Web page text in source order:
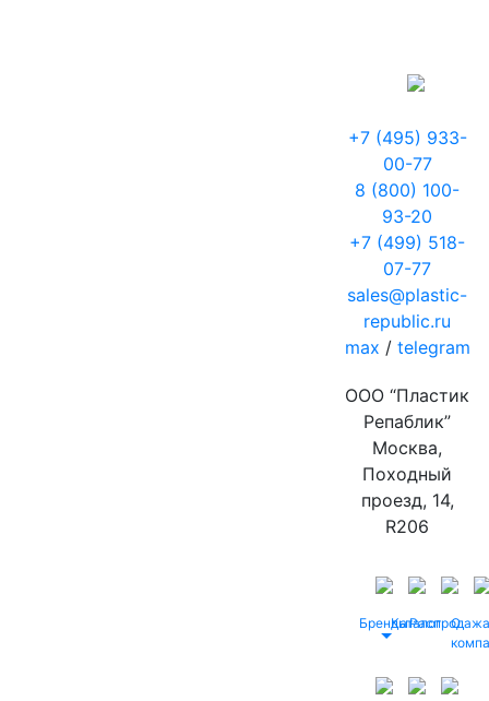
+7 (495) 933-
00-77
8 (800) 100-
93-20
+7 (499) 518-
07-77
sales@plastic-
republic.ru
max / telegram
ООО “Пластик
Репаблик”
Москва,
Походный
проезд, 14,
R206
БрендыКаталог
Распродажа
О